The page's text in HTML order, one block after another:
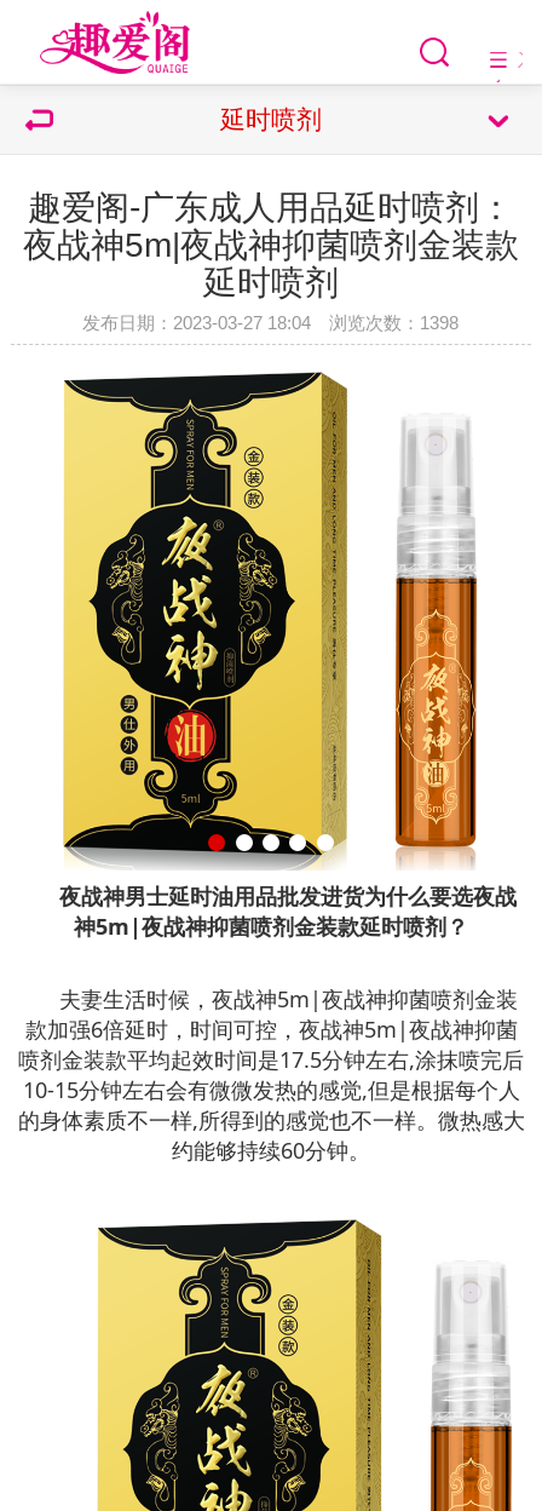
延时喷剂
趣爱阁-广东成人用品延时喷剂：
夜战神5m|夜战神抑菌喷剂金装款
延时喷剂
发布日期：2023-03-27 18:04 浏览次数： 1398
夜战神男士延时油用品批发进货为什么要选夜战
神5m|夜战神抑菌喷剂金装款延时喷剂？
夫妻生活时候，夜战神5m|夜战神抑菌喷剂金装
款加强6倍延时，时间可控，夜战神5m|夜战神抑菌
喷剂金装款平均起效时间是17.5分钟左右,涂抹喷完后
10-15分钟左右会有微微发热的感觉,但是根据每个人
的身体素质不一样,所得到的感觉也不一样。微热感大
约能够持续60分钟。